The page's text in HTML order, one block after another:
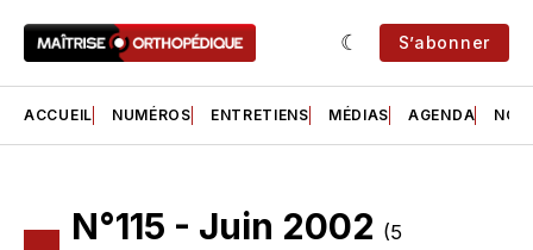
S’abonner
ACCUEIL NUMÉROS ENTRETIENS MÉDIAS AGENDA NOS
N°115 - Juin 2002 (5